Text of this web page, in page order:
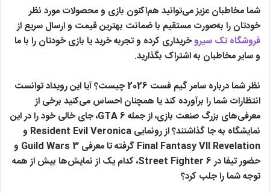
شما مخاطبان عزیز می‌توانید هم‌اکنون بازی و محصولات مورد نظر
خودتان را به‌صورت مستقیم با ضمانت بهترین قیمت و ارسال سریع از
فروشگاه تک سیروخریداری کرده و تجربه خرید یا بازی خودتان را با ما
و سایر مخاطبان به اشتراک بگذارید.
نظر شما درباره سامر گیم فست 2026 چیست؟ آیا این رویداد توانست
انتظارات شما را برآورده کند یا همچنان احساس می‌کنید برخی از
معرفی‌های بزرگ صنعت بازی، از جمله GTA 6، جای خالی خود را در این
نمایشگاه به جا گذاشتند؟ از رونمایی Resident Evil Veronica و
Final Fantasy VII Revelation گرفته تا معرفی Guild Wars 3 و
حضور تیفا در Street Fighter 6، کدام یک از نمایش‌ها بیش از همه
توجه شما را جلب کرد؟